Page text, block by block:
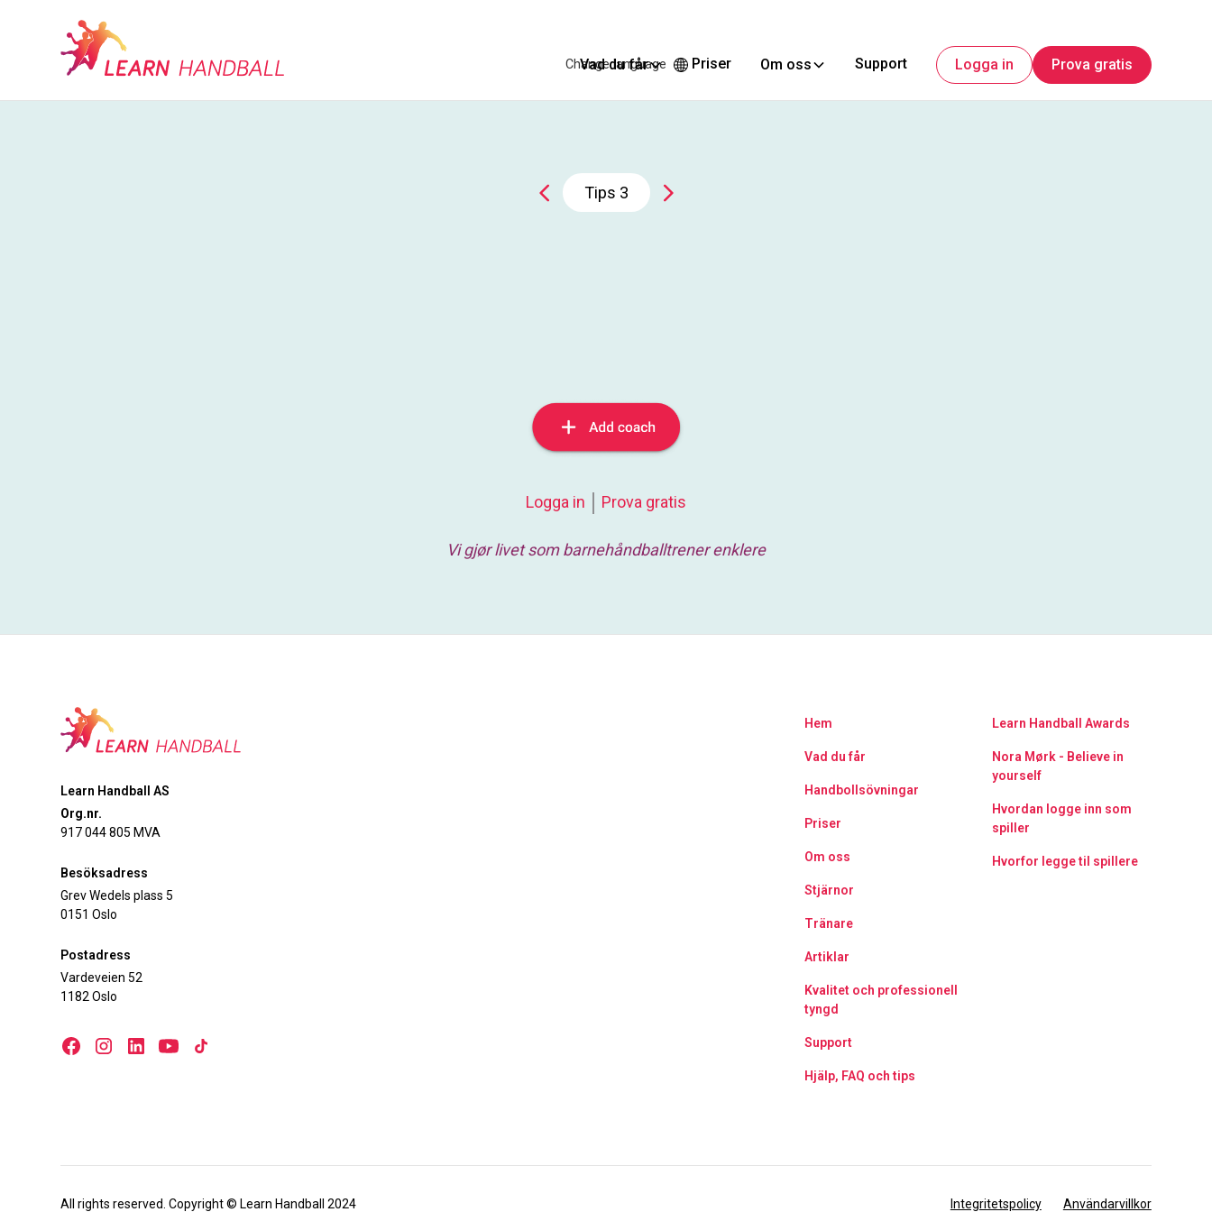
Vad du får Priser Om oss Support
Change language Logga in Prova gratis
Tips 3
Logga in Prova gratis
Vi gjør livet som barnehåndballtrener enklere
Learn Handball AS
Org.nr.
917 044 805 MVA
Besöksadress
Grev Wedels plass 5
0151 Oslo
Postadress
Vardeveien 52
1182 Oslo
Hem
Vad du får
Handbollsövningar
Priser
Om oss
Stjärnor
Tränare
Artiklar
Kvalitet och professionell
tyngd
Support
Hjälp, FAQ och tips
Learn Handball Awards
Nora Mørk - Believe in
yourself
Hvordan logge inn som
spiller
Hvorfor legge til spillere
All rights reserved. Copyright © Learn Handball 2024 Integritetspolicy Användarvillkor